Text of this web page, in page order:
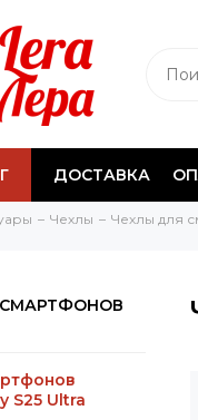
ДОСТАВКА
Чехлы Чехлы для
S25 Ultra